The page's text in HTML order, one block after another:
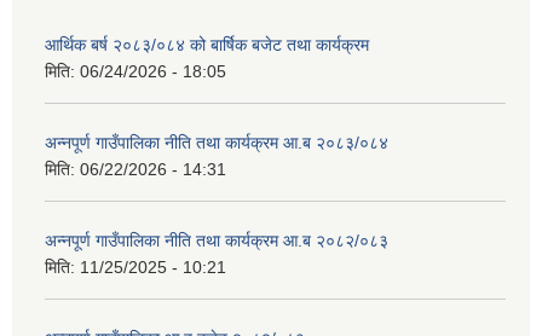
आर्थिक बर्ष २०८३/०८४ को बार्षिक बजेट तथा कार्यक्रम
मिति: 06/24/2026 - 18:05
अन्नपूर्ण गाउँपालिका नीति तथा कार्यक्रम आ.ब २०८३/०८४
मिति: 06/22/2026 - 14:31
अन्नपूर्ण गाउँपालिका नीति तथा कार्यक्रम आ.ब २०८२/०८३
मिति: 11/25/2025 - 10:21